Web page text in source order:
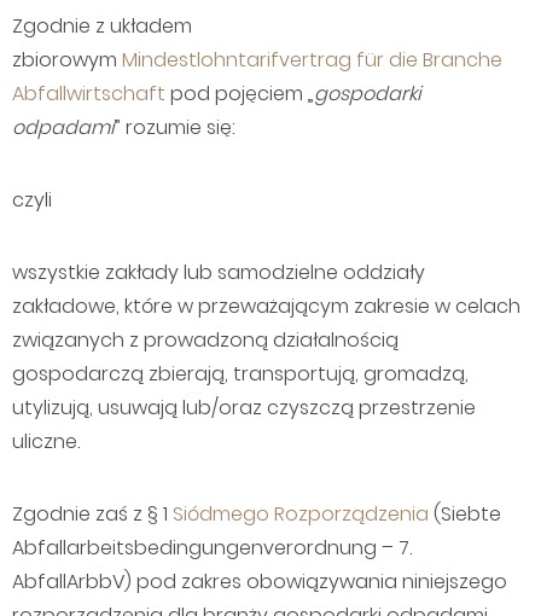
Zgodnie z układem
zbiorowym Mindestlohntarifvertrag für die Branche
Abfallwirtschaft pod pojęciem „gospodarki
odpadami” rozumie się:
czyli
wszystkie zakłady lub samodzielne oddziały
zakładowe, które w przeważającym zakresie w celach
związanych z prowadzoną działalnością
gospodarczą zbierają, transportują, gromadzą,
utylizują, usuwają lub/oraz czyszczą przestrzenie
uliczne.
Zgodnie zaś z § 1 Siódmego Rozporządzenia (Siebte
Abfallarbeitsbedingungenverordnung – 7.
AbfallArbbV) pod zakres obowiązywania niniejszego